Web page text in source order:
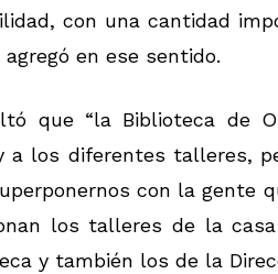
con una cantidad
en ese sentido.
que “la Biblioteca de
los diferentes talleres,
con la gente
los talleres de la
y también los de la